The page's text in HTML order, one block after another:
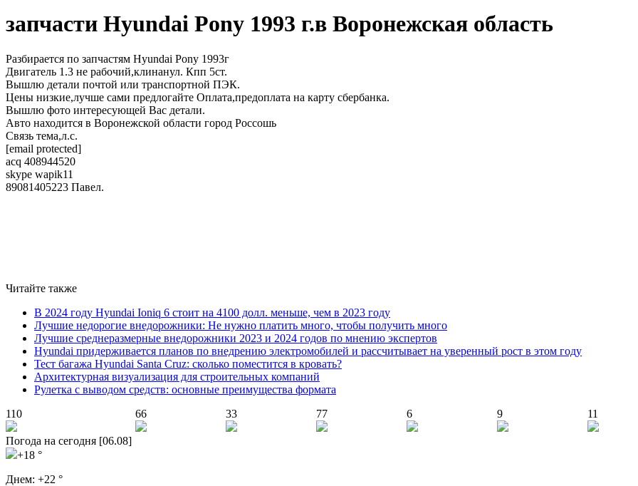
запчасти Hyundai Pony 1993 г.в Воронежская область
Разбирается по запчастям Hyundai Pony 1993г
Двигатель 1.3 не рабочий,клинанул. Кпп 5ст.
Вышлю детали почтой или транспортной ПЭК.
Цены низкие,лучше сами предлогайте Оплата,предоплата на карту сбербанка.
Вышлю фото интересующей Вас детали.
Авто находится в Воронежской области город Россошь
Связь тема,л.с.
[email protected]
acq 408944520
skype wapik11
89081405223 Павел.
Читайте также
В 2024 году Hyundai Ioniq 6 стоит на 4100 долл. меньше, чем в 2023 году
Лучшие недорогие внедорожники: Не нужно платить много, чтобы получить много
Лучшие среднеразмерные внедорожники 2023 и 2024 годов по мнению экспертов
Hyundai придерживается планов по внедрению электромобилей и рассчитывает на уверенный рост в этом году
Тест багажа Hyundai Santa Cruz: сколько поместится в кровать?
Архитектурная визуализация для строительных компаний
Рулетка с выводом средств: основные преимущества формата
110
66 33 77 6 9 11
Погода на сегодня [06.08]
+18 °
Днем: +22 °